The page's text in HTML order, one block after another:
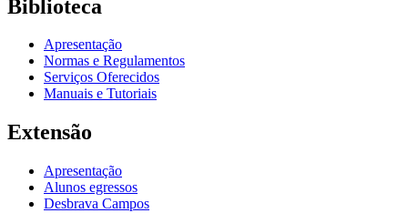
Biblioteca
Apresentação
Normas e Regulamentos
Serviços Oferecidos
Manuais e Tutoriais
Extensão
Apresentação
Alunos egressos
Desbrava Campos